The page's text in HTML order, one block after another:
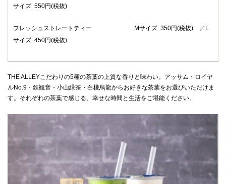
サイズ 550円(税抜)
フレッシュストレートティー Mサイズ 350円(税抜) ／L
サイズ 450円(税抜)
THE ALLEYこだわりの5種の茶葉の上質な香りと味わい。アッサム・ロイヤ
ルNo.9・鉄観音・小山緑茶・白桃烏龍からお好きな茶葉をお選びいただけま
す。それぞれの茶葉で感じる、幸せな時間と生活をご堪能ください。